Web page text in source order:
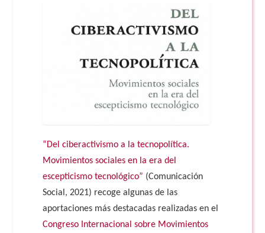
Boletines
“Del ciberactivismo a la tecnopolítica.
Movimientos sociales en la era del
escepticismo tecnológico” (Comunicación
Social, 2021) recoge algunas de las
aportaciones más destacadas realizadas en el
Congreso Internacional sobre Movimientos